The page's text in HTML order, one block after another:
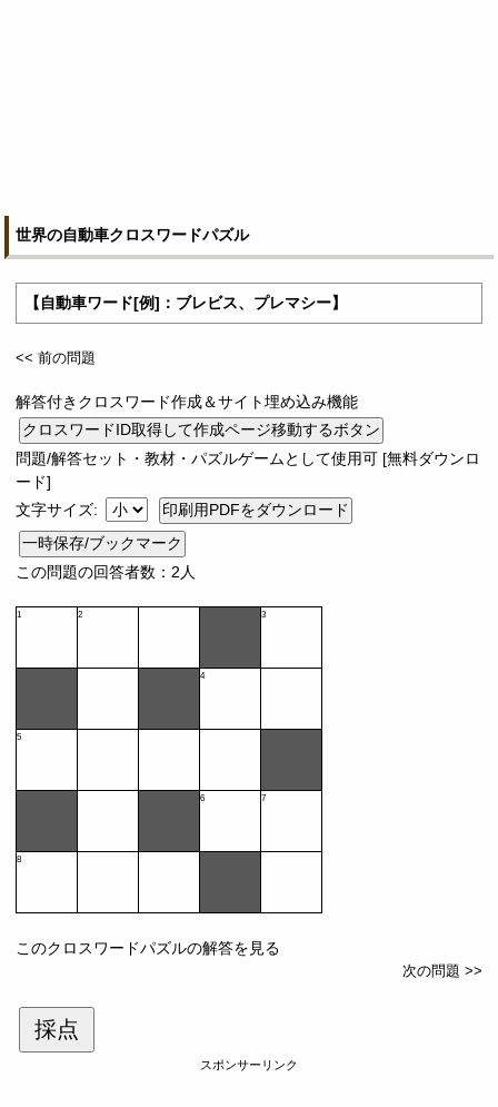
世界の自動車クロスワードパズル
【自動車ワード[例]：ブレビス、プレマシー】
<< 前の問題
解答付きクロスワード作成＆サイト埋め込み機能
問題/解答セット・教材・パズルゲームとして使用可 [無料ダウンロ
ード]
文字サイズ:
一時保存/ブックマーク
この問題の回答者数：2人
1 2 3
4
5
6 7
8
このクロスワードパズルの解答を見る
次の問題 >>
採点
スポンサーリンク